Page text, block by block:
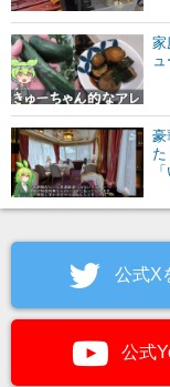
家
豪
た
公式X
公式